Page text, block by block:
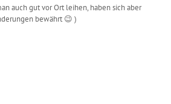
auch gut vor Ort leihen, haben sich aber
bewährt 😉 )